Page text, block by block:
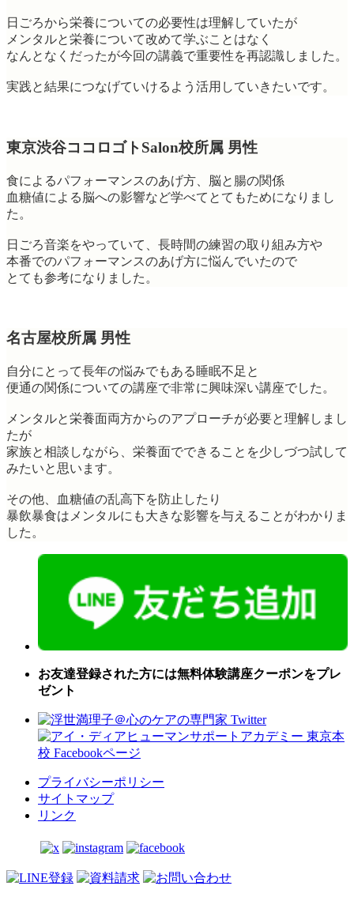
日ごろから栄養についての必要性は理解していたが
メンタルと栄養について改めて学ぶことはなく
なんとなくだったが今回の講義で重要性を再認識しました。
実践と結果につなげていけるよう活用していきたいです。
東京渋谷ココロゴトSalon校所属 男性
食によるパフォーマンスのあげ方、脳と腸の関係
血糖値による脳への影響など学べてとてもためになりまし
た。
日ごろ音楽をやっていて、長時間の練習の取り組み方や
本番でのパフォーマンスのあげ方に悩んでいたので
とても参考になりました。
名古屋校所属 男性
自分にとって長年の悩みでもある睡眠不足と
便通の関係についての講座で非常に興味深い講座でした。
メンタルと栄養面両方からのアプローチが必要と理解しまし
たが
家族と相談しながら、栄養面でできることを少しづつ試して
みたいと思います。
その他、血糖値の乱高下を防止したり
暴飲暴食はメンタルにも大きな影響を与えることがわかりま
した。
お友達登録された方には無料体験講座クーポンをプレ
ゼント
プライバシーポリシー
サイトマップ
リンク